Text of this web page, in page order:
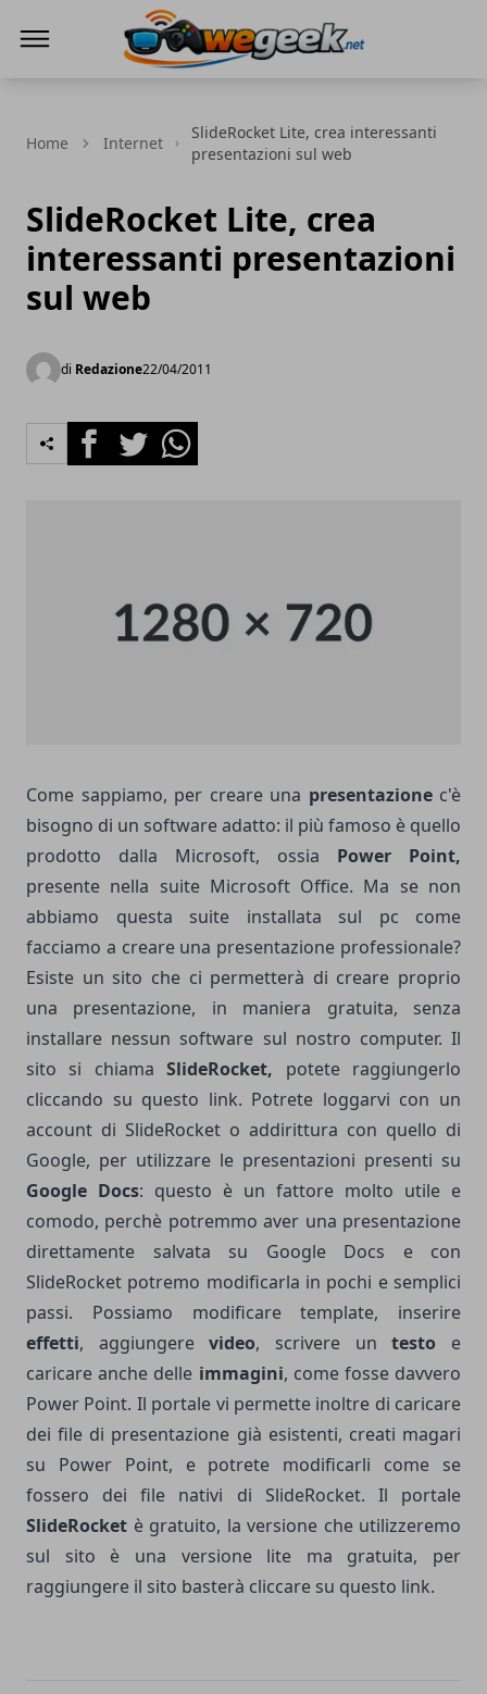
Home Internet
SlideRocket Lite, crea interessanti
presentazioni sul web
SlideRocket Lite, crea
interessanti presentazioni
sul web
di Redazione22/04/2011
FacebookTwitterWhatsapp
Come sappiamo, per creare una presentazione c'è
bisogno di un software adatto: il più famoso è quello
prodotto dalla Microsoft, ossia Power Point,
presente nella suite Microsoft Office. Ma se non
abbiamo questa suite installata sul pc come
facciamo a creare una presentazione professionale?
Esiste un sito che ci permetterà di creare proprio
una presentazione, in maniera gratuita, senza
installare nessun software sul nostro computer. Il
sito si chiamaSlideRocket, potete raggiungerlo
cliccando su questo link. Potrete loggarvi con un
account di SlideRocket o addirittura con quello di
Google, per utilizzare le presentazioni presenti su
Google Docs: questo è un fattore molto utile e
comodo, perchè potremmo aver una presentazione
direttamente salvata su Google Docs e con
SlideRocket potremo modificarla in pochi e semplici
passi. Possiamo modificare template, inserire
effetti, aggiungerevideo, scrivere untesto e
caricare anche delle immagini, come fosse davvero
Power Point. Il portale vi permette inoltre di caricare
dei file di presentazione già esistenti, creati magari
su Power Point, e potrete modificarli come se
fossero dei file nativi di SlideRocket. Il portale
SlideRocket è gratuito, la versione che utilizzeremo
sul sito è una versione lite ma gratuita, per
raggiungere il sito basterà cliccare su questo link.